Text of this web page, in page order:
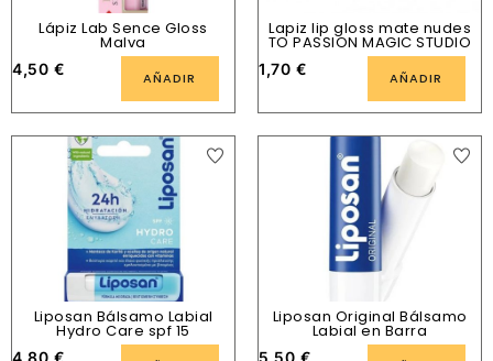
Lápiz Lab Sence Gloss
Malva
4,50 € AÑADIR
Lapiz lip gloss mate nudes
TO PASSION MAGIC STUDIO
1,70 € AÑADIR
Liposan Bálsamo Labial
Hydro Care spf 15
4,80 €
Liposan Original Bálsamo
Labial en Barra
5,50 €